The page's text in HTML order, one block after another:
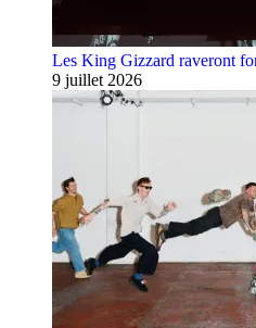
Les King Gizzard raveront
9 juillet 2026